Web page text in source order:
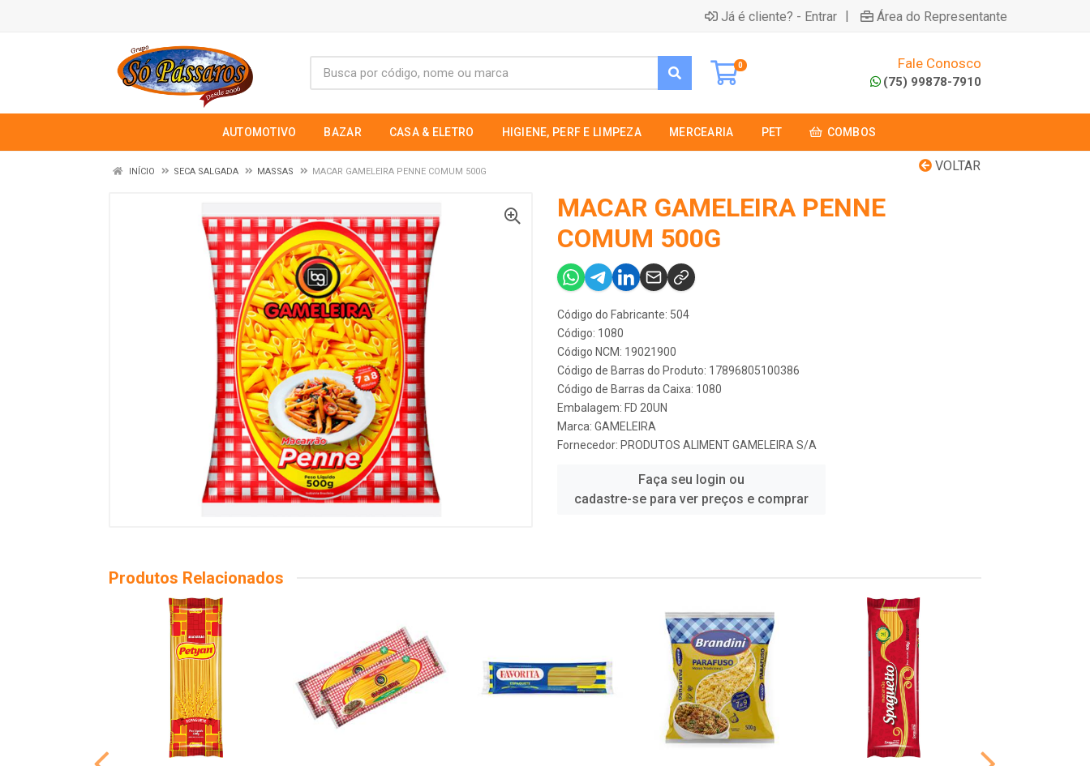
Já é cliente? - Entrar | Área do Representante
0 Fale Conosco
(75) 99878-7910
AUTOMOTIVO BAZAR CASA & ELETRO HIGIENE, PERF E LIMPEZA MERCEARIA PET COMBOS
VOLTAR
INÍCIO SECA SALGADA MASSAS MACAR GAMELEIRA PENNE COMUM 500G
MACAR GAMELEIRA PENNE
COMUM 500G
Código do Fabricante: 504
Código: 1080
Código NCM: 19021900
Código de Barras do Produto: 17896805100386
Código de Barras da Caixa: 1080
Embalagem: FD 20UN
Marca: GAMELEIRA
Fornecedor: PRODUTOS ALIMENT GAMELEIRA S/A
Faça seu login ou
cadastre-se para ver preços e comprar
Produtos Relacionados